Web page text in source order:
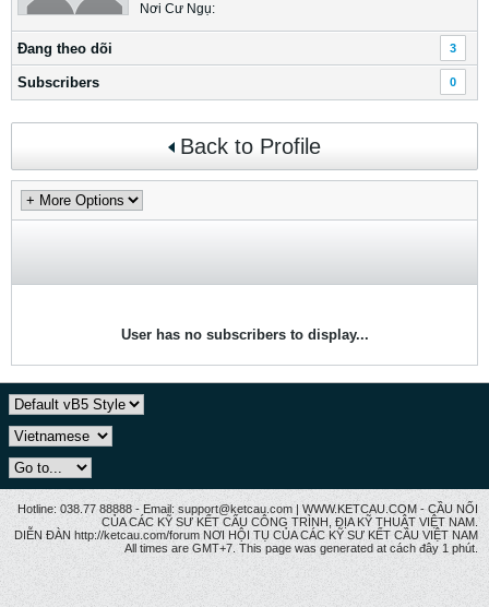
Nơi Cư Ngụ:
Ðang theo dõi 3
Subscribers 0
Back to Profile
User has no subscribers to display...
Hotline: 038.77 88888 - Email: support@ketcau.com | WWW.KETCAU.COM - CẦU NỐI
CỦA CÁC KỸ SƯ KẾT CẤU CÔNG TRÌNH, ĐỊA KỸ THUẬT VIỆT NAM.
DIỄN ĐÀN http://ketcau.com/forum NƠI HỘI TỤ CỦA CÁC KỸ SƯ KẾT CÂU VIỆT NAM
All times are GMT+7. This page was generated at cách đây 1 phút.